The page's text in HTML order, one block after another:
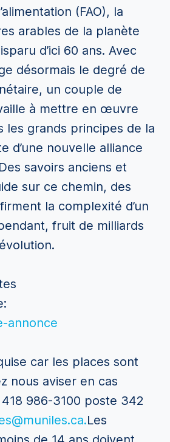
(FAO), la
arables de la planète
d’ici 60 ans. Avec
désormais le degré de
un couple de
à mettre en œuvre
les grands principes de la
d’une nouvelle alliance
savoirs anciens et
sur ce chemin, des
la complexité d’un
fruit de milliards
annonce
car les places sont
nous aviser en cas
418 986-3100 poste 342
Les